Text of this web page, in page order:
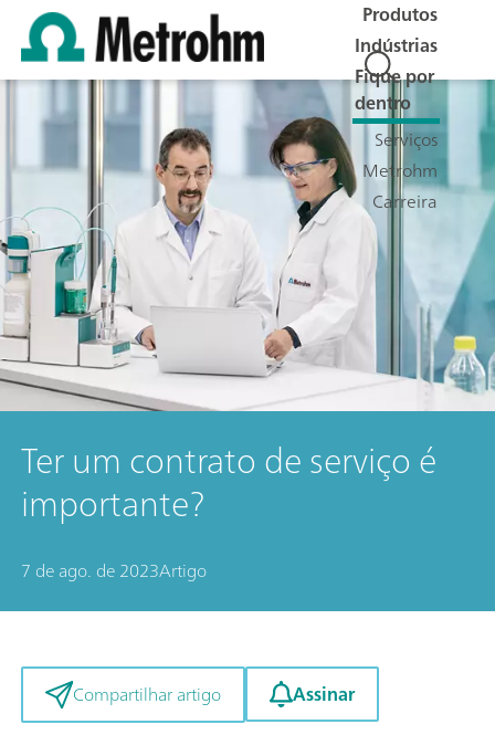
Produtos
Indústrias
Fique por
dentro
Serviços
Metrohm
Carreira
Ter um contrato de serviço é
importante?
7 de ago. de 2023Artigo
Compartilhar artigo Assinar